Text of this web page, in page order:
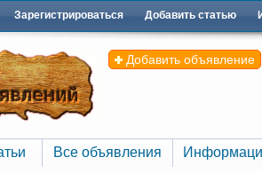
Зарегистрироваться Добавить статью
Добавить объявление
Все объявления
Все объявления